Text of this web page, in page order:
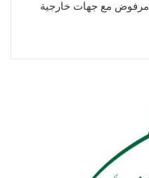
مرفوض مع جهات خارجية